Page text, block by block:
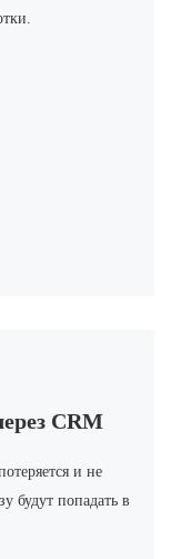
CRM
и не
будут попадать в